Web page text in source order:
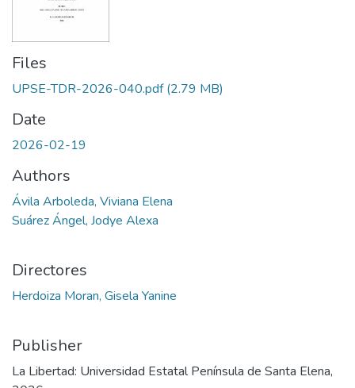
Files
UPSE-TDR-2026-040.pdf(2.79 MB)
Date
2026-02-19
Authors
Ávila Arboleda, Viviana Elena
Suárez Ángel, Jodye Alexa
Directores
Herdoiza Moran, Gisela Yanine
Publisher
La Libertad: Universidad Estatal Península de Santa Elena,